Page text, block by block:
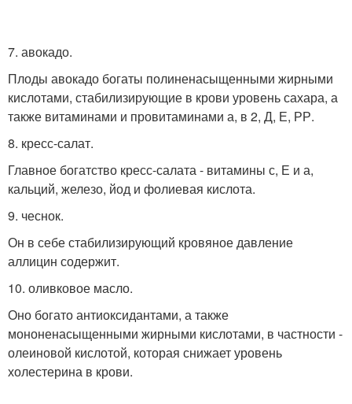
7. авокадо.
Плоды авокадо богаты полиненасыщенными жирными
кислотами, стабилизирующие в крови уровень сахара, а
также витаминами и провитаминами а, в 2, Д, Е, РР.
8. кресс-салат.
Главное богатство кресс-салата - витамины с, Е и а,
кальций, железо, йод и фолиевая кислота.
9. чеснок.
Он в себе стабилизирующий кровяное давление
аллицин содержит.
10. оливковое масло.
Оно богато антиоксидантами, а также
мононенасыщенными жирными кислотами, в частности -
олеиновой кислотой, которая снижает уровень
холестерина в крови.